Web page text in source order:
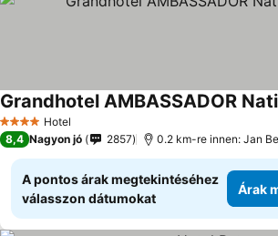
4 KategóriaHotel
Grandhotel AMBASSADOR
8,4 Nagyon jó 2857
A pontos árak megtekintéséhez
válasszon dátumokat
Árak